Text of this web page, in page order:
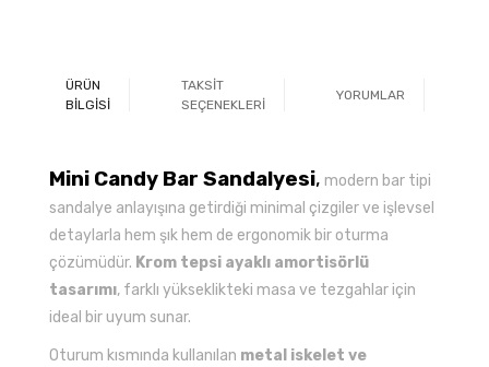
ÜRÜN
BİLGİSİ
TAKSİT
SEÇENEKLERİ
YORUMLAR
Mini Candy Bar Sandalyesi, modern bar tipi
sandalye anlayışına getirdiği minimal çizgiler ve işlevsel
detaylarla hem şık hem de ergonomik bir oturma
çözümüdür. Krom tepsi ayaklı amortisörlü
tasarımı, farklı yükseklikteki masa ve tezgahlar için
ideal bir uyum sunar.
Oturum kısmında kullanılan metal iskelet ve